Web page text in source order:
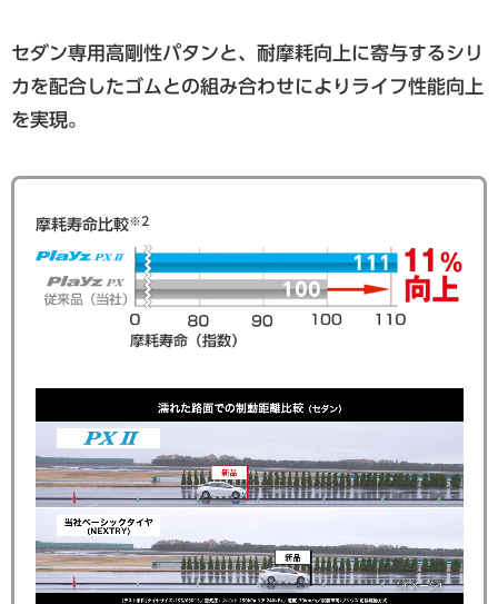
セダン専用高剛性パタンと、耐摩耗向上に寄与するシリ
カを配合したゴムとの組み合わせによりライフ性能向上
を実現。
摩耗寿命比較※2